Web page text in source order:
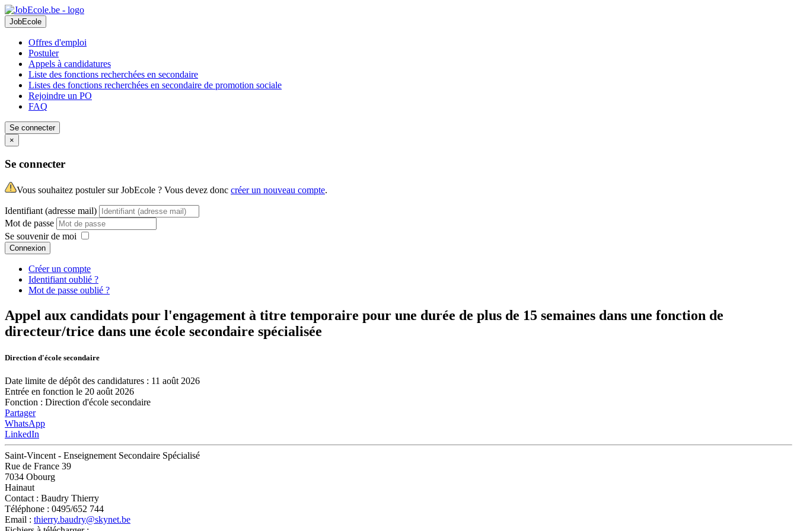
JobEcole
Offres d'emploi
Postuler
Appels à candidatures
Liste des fonctions recherchées en secondaire
Listes des fonctions recherchées en secondaire de promotion sociale
Rejoindre un PO
FAQ
Se connecter
×
Se connecter
Vous souhaitez postuler sur JobEcole ? Vous devez donc créer un nouveau compte.
Identifiant (adresse mail)
Mot de passe
Se souvenir de moi
Connexion
Créer un compte
Identifiant oublié ?
Mot de passe oublié ?
Appel aux candidats pour l'engagement à titre temporaire pour une durée de plus de 15 semaines dans une fonction de
directeur/trice dans une école secondaire spécialisée
Direction d'école secondaire
Date limite de dépôt des candidatures : 11 août 2026
Entrée en fonction le 20 août 2026
Fonction : Direction d'école secondaire
Partager
WhatsApp
LinkedIn
Saint-Vincent - Enseignement Secondaire Spécialisé
Rue de France 39
7034 Obourg
Hainaut
Contact : Baudry Thierry
Téléphone : 0495/652 744
Email : thierry.baudry@skynet.be